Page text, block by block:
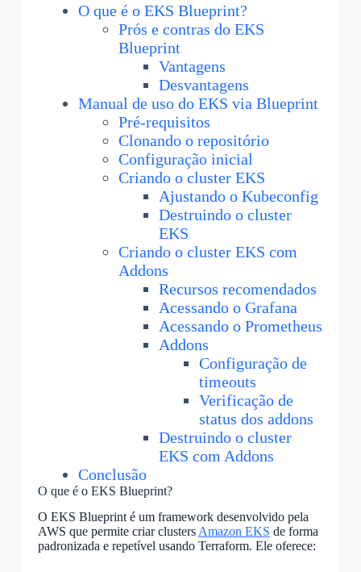
O que é o EKS Blueprint?
Prós e contras do EKS
Blueprint
Vantagens
Desvantagens
Manual de uso do EKS via Blueprint
Pré-requisitos
Clonando o repositório
Configuração inicial
Criando o cluster EKS
Ajustando o Kubeconfig
Destruindo o cluster
EKS
Criando o cluster EKS com
Addons
Recursos recomendados
Acessando o Grafana
Acessando o Prometheus
Addons
Configuração de
timeouts
Verificação de
status dos addons
Destruindo o cluster
EKS com Addons
Conclusão
O que é o EKS Blueprint?
O EKS Blueprint é um framework desenvolvido pela
AWS que permite criar clustersAmazon EKS de forma
padronizada e repetível usando Terraform. Ele oferece: